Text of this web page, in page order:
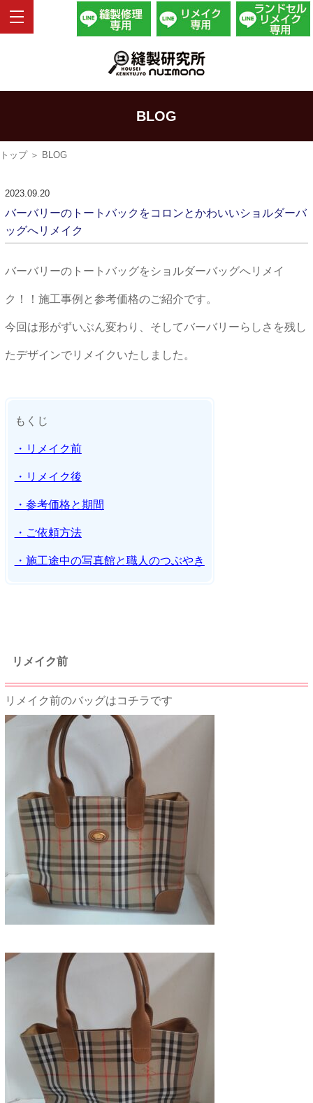
BLOG
トップ＞ BLOG
2023.09.20
バーバリーのトートバックをコロンとかわいいショルダーバ
ッグへリメイク
バーバリーのトートバッグをショルダーバッグへリメイ
ク！！施工事例と参考価格のご紹介です。
今回は形がずいぶん変わり、そしてバーバリーらしさを残し
たデザインでリメイクいたしました。
もくじ
・リメイク前
・リメイク後
・参考価格と期間
・ご依頼方法
・施工途中の写真館と職人のつぶやき
リメイク前
リメイク前のバッグはコチラです